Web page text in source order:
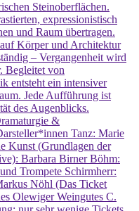
Steinoberflächen.
expressionistisch
und Raum übertragen.
Körper und Architektur
– Vergangenheit wird
Begleitet von
entsteht ein intensiver
Jede Aufführung ist
des Augenblicks.
&
Tanz: Marie
Kunst (Grundlagen der
Barbara Birner Böhm:
Trompete Schirmherr:
Nöhl (Das Ticket
Olewiger Weingutes C.